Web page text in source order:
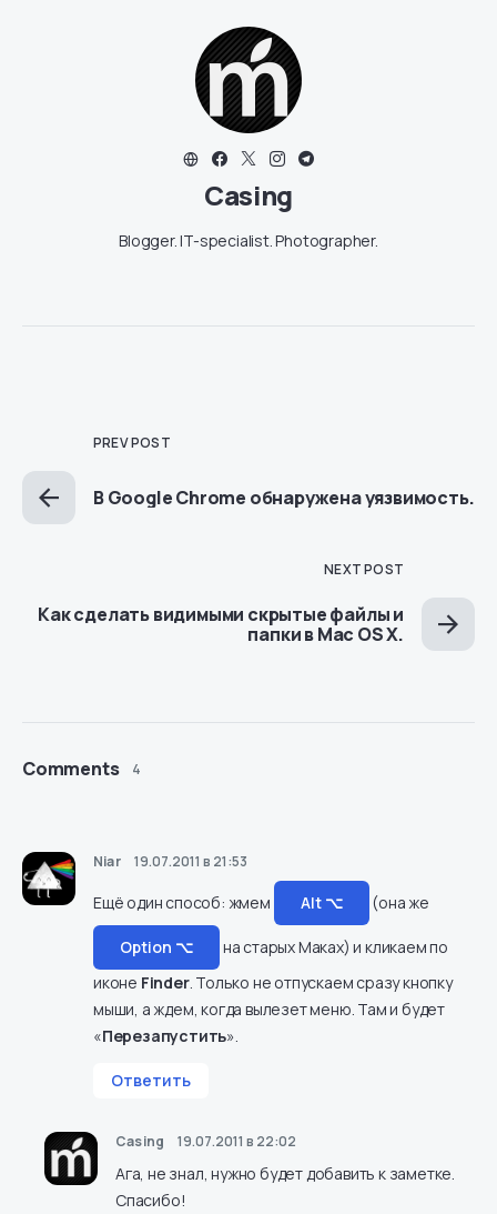
Casing
Blogger. IT-specialist. Photographer.
PREV POST
В Google Chrome обнаружена уязвимость.
NEXT POST
Как сделать видимыми скрытые файлы и
папки в Mac OS X.
Comments 4
Niar 19.07.2011 в 21:53
Ещё один способ: жмем Alt ⌥ (она же
Option ⌥
на старых Маках) и кликаем по
иконе Finder. Только не отпускаем сразу кнопку
мыши, а ждем, когда вылезет меню. Там и будет
«Перезапустить».
Ответить
Casing 19.07.2011 в 22:02
Ага, не знал, нужно будет добавить к заметке.
Спасибо!